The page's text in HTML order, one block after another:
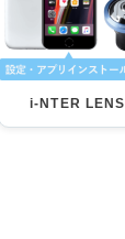
i-NTER LENS